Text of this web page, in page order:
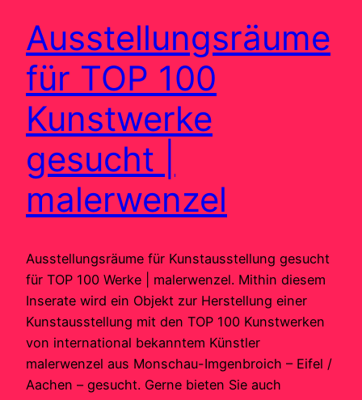
Ausstellungsräume
für TOP 100
Kunstwerke
gesucht |
malerwenzel
Ausstellungsräume für Kunstausstellung gesucht
für TOP 100 Werke | malerwenzel. Mithin diesem
Inserate wird ein Objekt zur Herstellung einer
Kunstausstellung mit den TOP 100 Kunstwerken
von international bekanntem Künstler
malerwenzel aus Monschau-Imgenbroich – Eifel /
Aachen – gesucht. Gerne bieten Sie auch